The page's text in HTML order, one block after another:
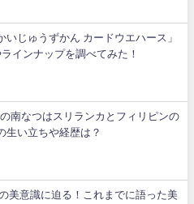
いじゅうずかん カードウエハース」
インナップを調べてみた！
南なつはスリランカとフィリピンの
生い立ちや経歴は？
美意識に迫る！これまでに語った美